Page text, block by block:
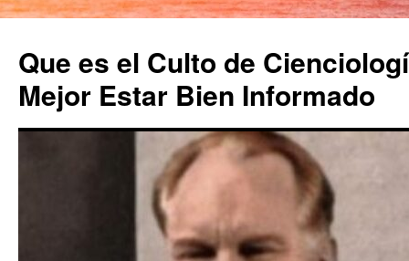
contenido
Que es el Culto de
Mejor Estar Bien Informado